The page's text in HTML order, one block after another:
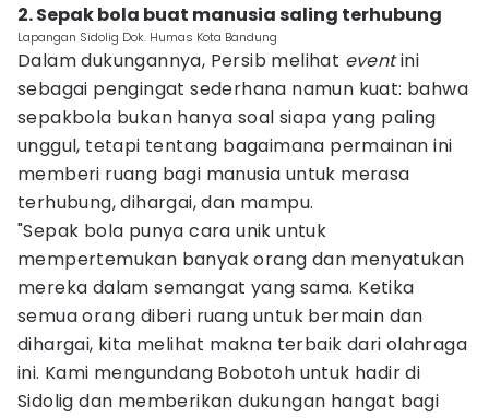
2. Sepak bola buat manusia saling terhubung
Lapangan Sidolig Dok. Humas Kota Bandung
Dalam dukungannya, Persib melihat eventini
sebagai pengingat sederhana namun kuat: bahwa
sepakbola bukan hanya soal siapa yang paling
unggul, tetapi tentang bagaimana permainan ini
memberi ruang bagi manusia untuk merasa
terhubung, dihargai, dan mampu.
"Sepak bola punya cara unik untuk
mempertemukan banyak orang dan menyatukan
mereka dalam semangat yang sama. Ketika
semua orang diberi ruang untuk bermain dan
dihargai, kita melihat makna terbaik dari olahraga
ini. Kami mengundang Bobotoh untuk hadir di
Sidolig dan memberikan dukungan hangat bagi